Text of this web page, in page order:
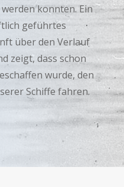
konnten. Ein
geführtes
über den Verlauf
zeigt, dass schon
wurde, den
Schiffe fahren.